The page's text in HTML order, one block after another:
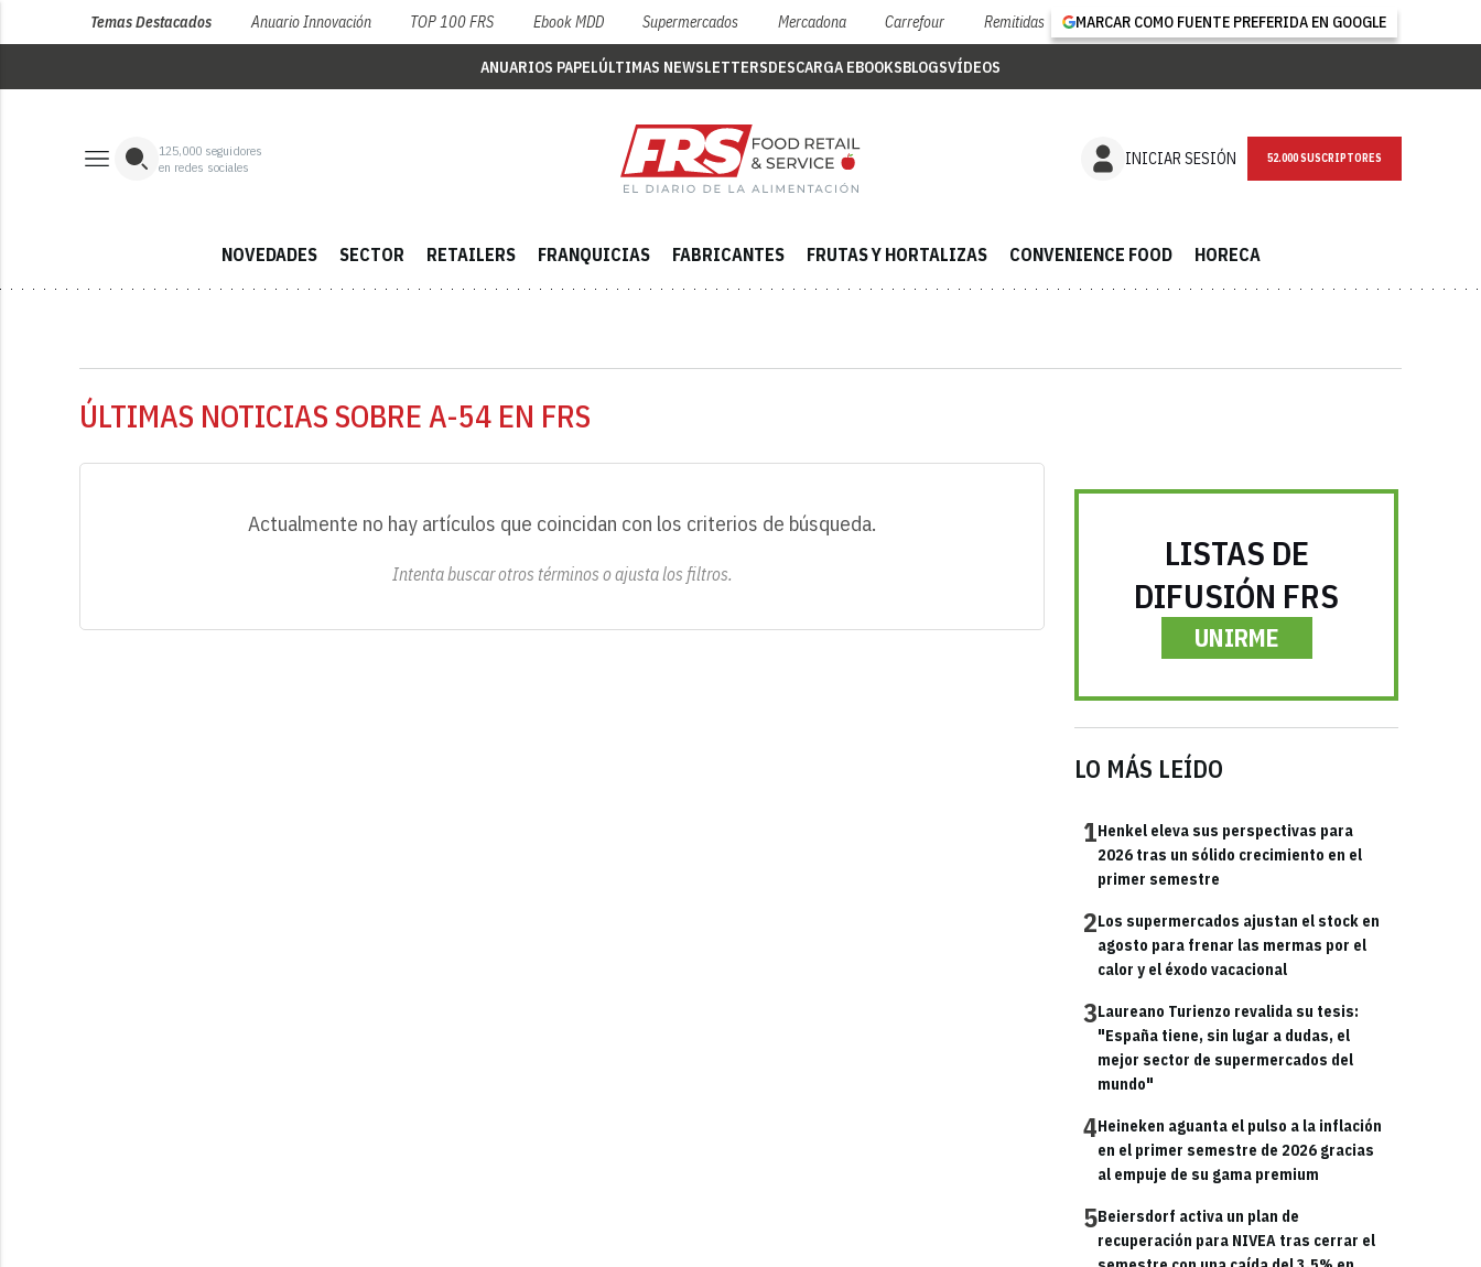
Temas Destacados Anuario Innovación TOP 100 FRS Ebook MDD Supermercados Mercadona Carrefour Remitidas MARCAR COMO FUENTE PREFERIDA EN GOOGLE
ANUARIOS PAPELÚLTIMAS NEWSLETTERSDESCARGA EBOOKSBLOGSVÍDEOS
125,000 seguidores
en redes sociales
INICIAR SESIÓN 52.000 SUSCRIPTORES
NOVEDADES SECTOR RETAILERS FRANQUICIAS FABRICANTES FRUTAS Y HORTALIZAS CONVENIENCE FOOD HORECA
ÚLTIMAS NOTICIAS SOBRE A-54 EN FRS
Actualmente no hay artículos que coincidan con los criterios de búsqueda.
Intenta buscar otros términos o ajusta los filtros.
LISTAS DE
DIFUSIÓN FRS
UNIRME
LO MÁS LEÍDO
1Henkel eleva sus perspectivas para
2026 tras un sólido crecimiento en el
primer semestre
2Los supermercados ajustan el stock en
agosto para frenar las mermas por el
calor y el éxodo vacacional
3Laureano Turienzo revalida su tesis:
"España tiene, sin lugar a dudas, el
mejor sector de supermercados del
mundo"
4Heineken aguanta el pulso a la inflación
en el primer semestre de 2026 gracias
al empuje de su gama premium
5Beiersdorf activa un plan de
recuperación para NIVEA tras cerrar el